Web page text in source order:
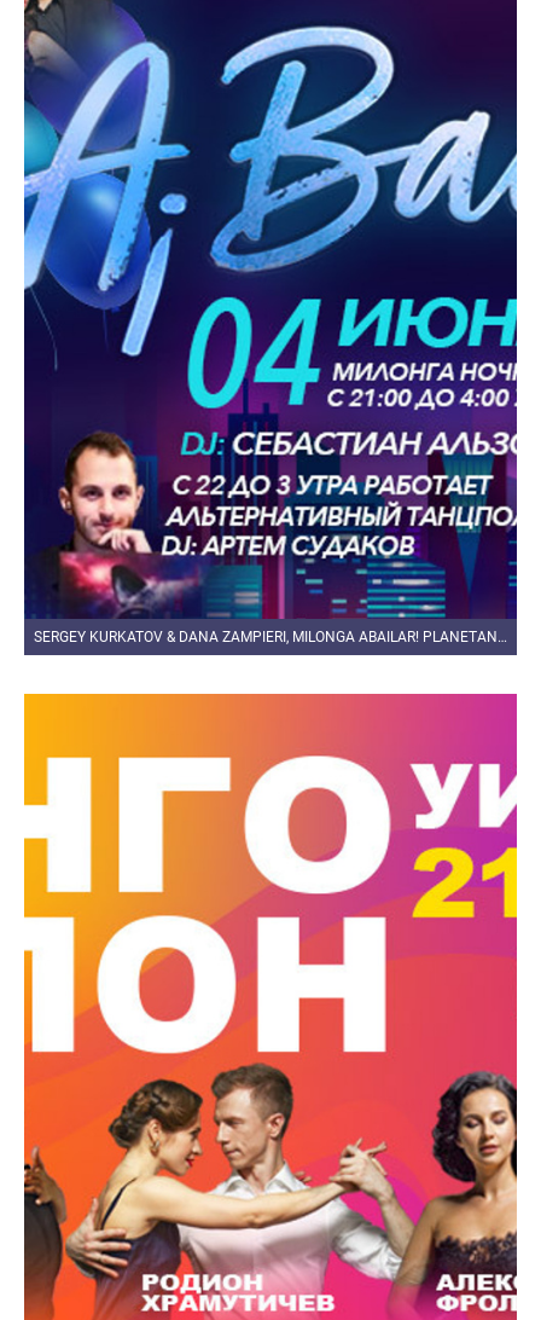
SERGEY KURKATOV & DANA ZAMPIERI, MILONGA ABAILAR! PLANETANGO 05.06.2021